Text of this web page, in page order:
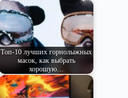
t
pp
m
Топ-10 лучших горнолыжных
масок, как выбрать
хорошую…